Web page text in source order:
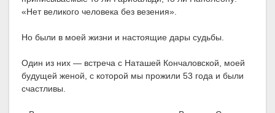
«Нет великого человека без везения».
Но были в моей жизни и настоящие дары судьбы.
Один из них — встреча с Наташей Кончаловской, моей
будущей женой, с которой мы прожили 53 года и были
счастливы.